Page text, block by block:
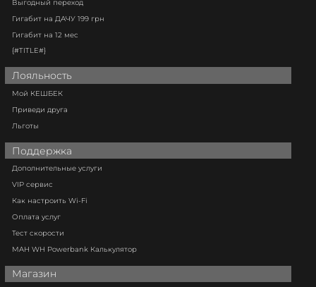
Выгодный переход
Гигабит на ДАЧУ 199 грн
Гигабит на 12 мес
{#TITLE#}
Лояльность
Мой КЕШБЕК
Приведи друга
Льготы
Поддержка
Дополнительные услуги
VIP сервис
Как настроить Wi-Fi
Оплата услуг
Тест скорости
MAH WH Powerbank Калькулятор
Магазин